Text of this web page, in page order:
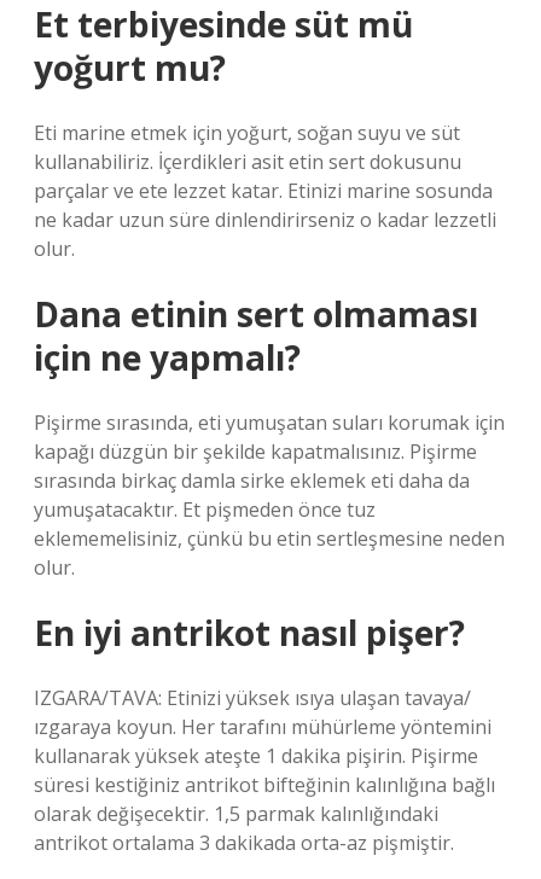
Et terbiyesinde süt mü
yoğurt mu?
Eti marine etmek için yoğurt, soğan suyu ve süt
kullanabiliriz. İçerdikleri asit etin sert dokusunu
parçalar ve ete lezzet katar. Etinizi marine sosunda
ne kadar uzun süre dinlendirirseniz o kadar lezzetli
olur.
Dana etinin sert olmaması
için ne yapmalı?
Pişirme sırasında, eti yumuşatan suları korumak için
kapağı düzgün bir şekilde kapatmalısınız. Pişirme
sırasında birkaç damla sirke eklemek eti daha da
yumuşatacaktır. Et pişmeden önce tuz
eklememelisiniz, çünkü bu etin sertleşmesine neden
olur.
En iyi antrikot nasıl pişer?
IZGARA/TAVA: Etinizi yüksek ısıya ulaşan tavaya/
ızgaraya koyun. Her tarafını mühürleme yöntemini
kullanarak yüksek ateşte 1 dakika pişirin. Pişirme
süresi kestiğiniz antrikot bifteğinin kalınlığına bağlı
olarak değişecektir. 1,5 parmak kalınlığındaki
antrikot ortalama 3 dakikada orta-az pişmiştir.